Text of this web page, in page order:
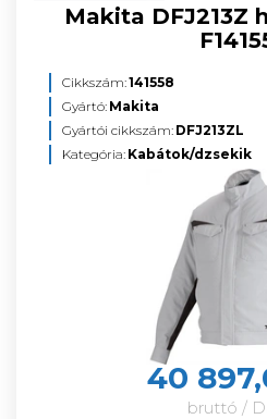
Makita DFJ213Z
Cikkszám:141558
Gyártó: Makita
Gyártói cikkszám: DFJ213ZL
Kategória: Kabátok/dzsekik
40
bruttó /